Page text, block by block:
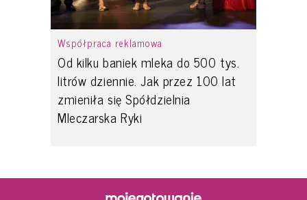
Współpraca reklamowa
Od kilku baniek mleka do 500 tys.
litrów dziennie. Jak przez 100 lat
zmieniła się Spółdzielnia
Mleczarska Ryki